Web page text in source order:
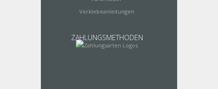
Verklebeanleitungen
ZAHLUNGSMETHODEN